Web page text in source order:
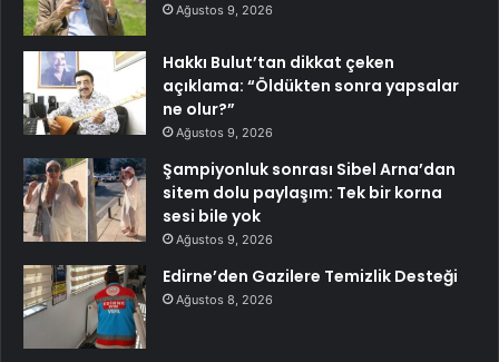
Ağustos 9, 2026
Hakkı Bulut’tan dikkat çeken
açıklama: “Öldükten sonra yapsalar
ne olur?”
Ağustos 9, 2026
Şampiyonluk sonrası Sibel Arna’dan
sitem dolu paylaşım: Tek bir korna
sesi bile yok
Ağustos 9, 2026
Edirne’den Gazilere Temizlik Desteği
Ağustos 8, 2026